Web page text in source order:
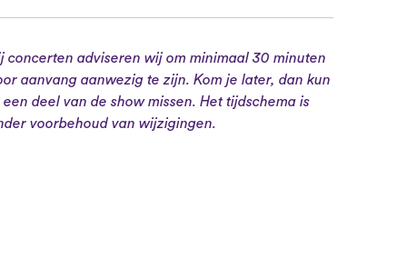
concerten adviseren wij om minimaal 30 minuten
aanvang aanwezig te zijn. Kom je later, dan kun
een deel van de show missen. Het tijdschema is
voorbehoud van wijzigingen.